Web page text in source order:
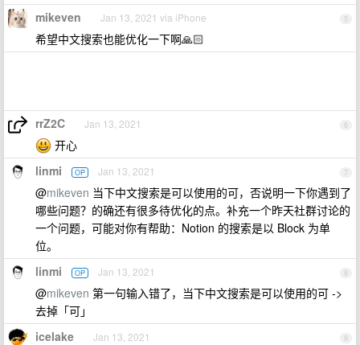
5
mikeven Jan 13, 2021 via iPhone
希望中文搜索也能优化一下啊🙏🏻
6
rrZ2C Jan 13, 2021
开心
7
linmi OP Jan 13, 2021
@mikeven 当下中文搜索是可以使用的可，否说明一下你遇到了
哪些问题？的确还有很多待优化的点。补充一个昨天社群讨论的
一个问题，可能对你有帮助：Notion 的搜索是以 Block 为单
位。
8
linmi OP Jan 13, 2021
@mikeven 第一句输入错了，当下中文搜索是可以使用的可 ->
去掉「可」
9
icelake Jan 13, 2021